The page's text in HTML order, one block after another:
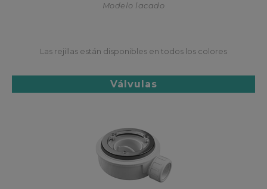
Modelo lacado
Las rejillas están disponibles en todos los colores
Válvulas